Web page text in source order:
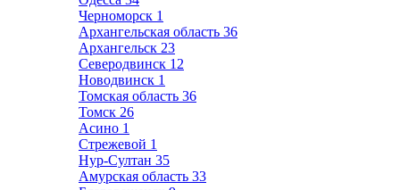
Черноморск 1
Архангельская область 36
Архангельск 23
Северодвинск 12
Новодвинск 1
Томская область 36
Томск 26
Асино 1
Стрежевой 1
Нур-Султан 35
Амурская область 33